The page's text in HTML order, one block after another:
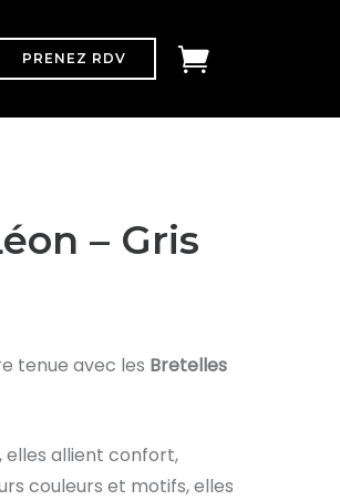
PRENEZ RDV
– Gris
tenue avec les Bretelles
elles allient confort,
couleurs et motifs, elles